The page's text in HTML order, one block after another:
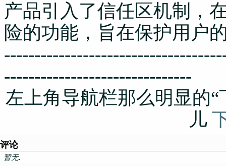
产品引入了信任区机制，
险的功能，旨在保护用户
-------------------------------
左上角导航栏那么明显的
儿
评论
暂无.